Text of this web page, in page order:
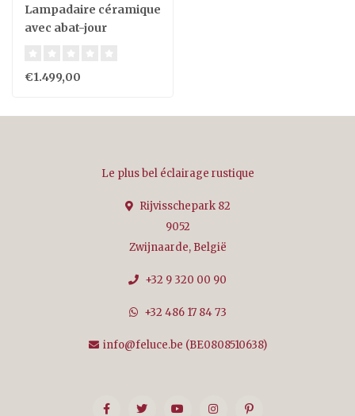
Lampadaire céramique
avec abat-jour
€1.499,00
Le plus bel éclairage rustique
Rijvisschepark 82
9052
Zwijnaarde, België
+32 9 320 00 90
+32 486 17 84 73
info@feluce.be (BE0808510638)